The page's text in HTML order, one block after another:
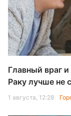
Главный враг
Раку лучше не
1 августа, 12:28